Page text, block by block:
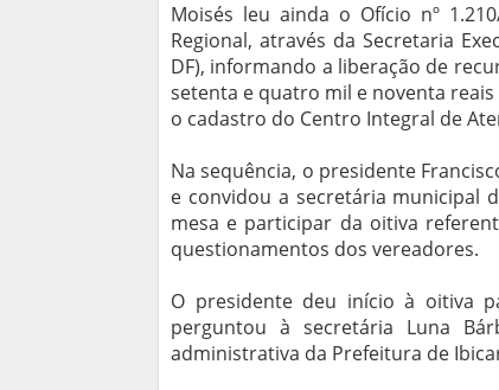
Moisés leu ainda o Ofício nº
Regional, através da Secretaria
DF), informando a liberação de
setenta e quatro mil e noventa
o cadastro do Centro Integral de
Na sequência, o presidente
e convidou a secretária municipal
mesa e participar da oitiva
questionamentos dos vereadores.
O presidente deu início à oitiva
perguntou à secretária Luna
administrativa da Prefeitura de